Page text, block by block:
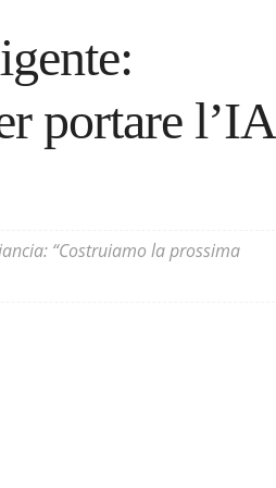
portare l’IA
“Costruiamo la prossima